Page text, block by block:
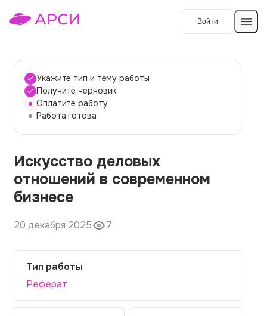
Войти
Темы работ
О сервисе
О компании
Наши гарантии
Вопросы и ответы
Контакты
Укажите тип и тему работы
Получите черновик
Оплатите работу
Работа готова
Искусство деловых
отношений в современном
бизнесе
20 декабря 2025 7
Тип работы
Реферат